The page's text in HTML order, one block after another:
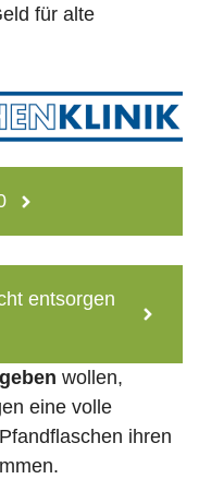
für alte
entsorgen
wollen,
eine volle
ihren